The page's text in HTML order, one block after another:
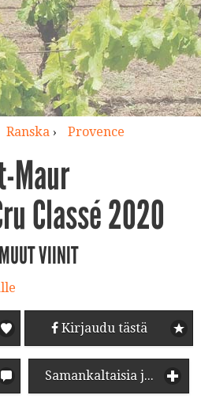
Ranska› Provence
Maur
Classé 2020
MUUT VIINIT
Kirjaudu tästä
Samankaltaisia juomia